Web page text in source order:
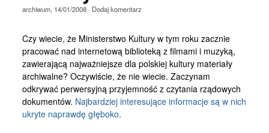
Krótkie
Jak pisać
Kontakt
archiwum, 14/01/2008· Dodaj komentarz
Czy wiecie, że Ministerstwo Kultury w tym roku zacznie
pracować nad internetową biblioteką z filmami i muzyką,
zawierającą najważniejsze dla polskiej kultury materiały
archiwalne? Oczywiście, że nie wiecie. Zaczynam
odkrywać perwersyjną przyjemność z czytania rządowych
dokumentów. Najbardziej interesujące informacje są w nich
ukryte naprawdę głęboko.